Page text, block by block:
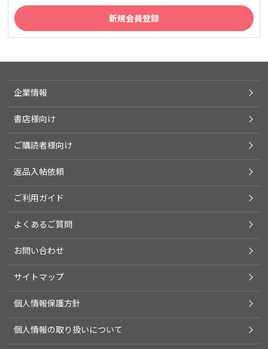
企業情報
書店様向け
ご購読者様向け
返品入帖依頼
ご利用ガイド
よくあるご質問
お問い合わせ
サイトマップ
個人情報保護方針
個人情報の取り扱いについて